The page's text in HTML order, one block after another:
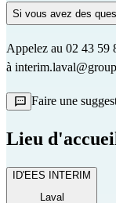
Si vous avez des
Appelez au 02 43
à
Faire une
Lieu d'accueil
ID'EES INTERIM
Laval